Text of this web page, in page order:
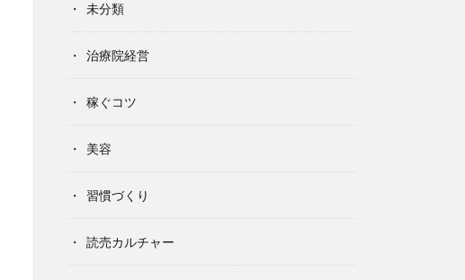
未分類
治療院経営
稼ぐコツ
美容
習慣づくり
読売カルチャー